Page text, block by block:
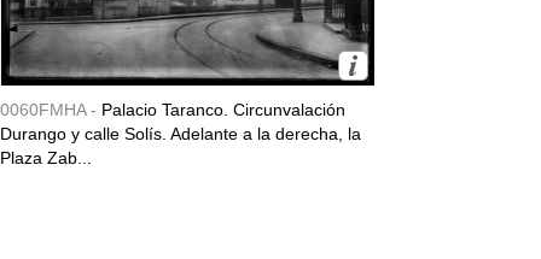
0060FMHA - Palacio Taranco. Circunvalación
Durango y calle Solís. Adelante a la derecha, la
Plaza Zab...